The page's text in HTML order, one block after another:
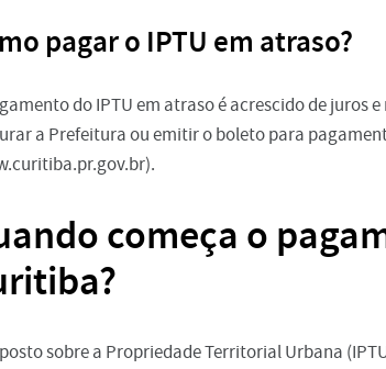
pagar o IPTU em atraso?
do IPTU em atraso é acrescido de
a Prefeitura ou emitir o boleto para
começa o
sobre a Propriedade Territorial Urbana